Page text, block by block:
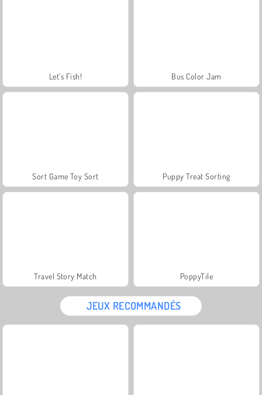
Let's Fish! Bus Color Jam
Sort Game Toy Sort Puppy Treat Sorting
Travel Story Match PoppyTile
JEUX RECOMMANDÉS